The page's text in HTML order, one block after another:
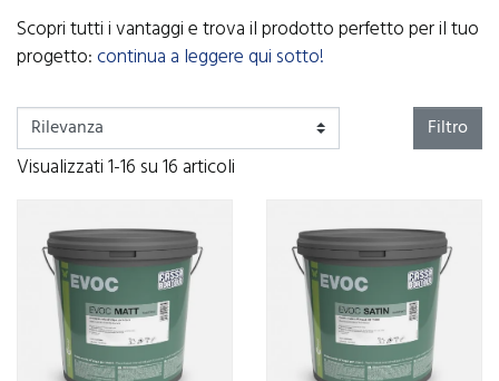
Scopri tutti i vantaggi e trova il prodotto perfetto per il tuo
progetto:continua a leggere qui sotto!
Filtro
Visualizzati 1-16 su 16 articoli